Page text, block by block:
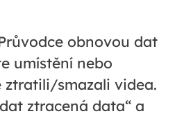
obnovou dat
umístění nebo
ztratili/smazali videa.
ztracená data“ a